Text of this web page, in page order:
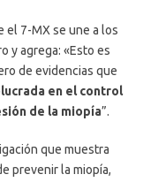
el 7-MX se une a los
y agrega: «Esto es
de evidencias que
en el control
de la miopía”.
que muestra
prevenir la miopía,